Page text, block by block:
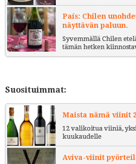
País: Chilen
näyttävän paluun.
Syvemmällä Chilen
tämän hetken
Suosituimmat:
Maista nämä viinit
12 valikoitua viiniä,
kuukaudelle
Aviva-viinit